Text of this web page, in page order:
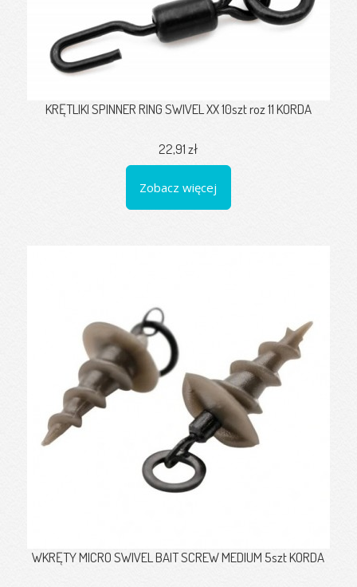
KRĘTLIKI SPINNER RING SWIVEL XX 10szt roz 11 KORDA
22,91 zł
Zobacz więcej
WKRĘTY MICRO SWIVEL BAIT SCREW MEDIUM 5szt KORDA